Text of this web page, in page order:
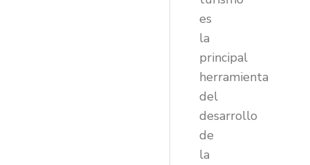
es
la
principal
herramienta
del
desarrollo
de
la